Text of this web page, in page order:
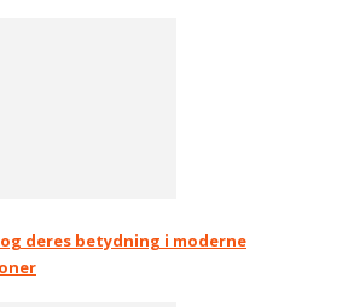
deres betydning i moderne